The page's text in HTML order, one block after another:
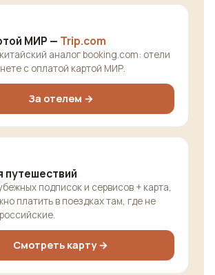
МИР — Trip.com
аналог booking.com: отели
с оплатой картой МИР.
За отелем →
путешествий
подписок и сервисов + карта,
платить в поездках там, где не
Смотреть карту →